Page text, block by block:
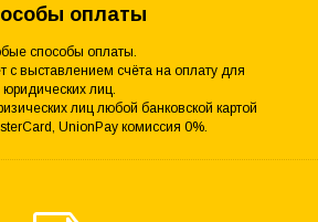
оплаты
способы оплаты.
с выставлением счёта на оплату для
юридических лиц.
лиц любой банковской картой
UnionPay комиссия 0%.